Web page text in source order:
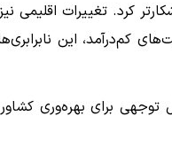
آشکارتر کرد. تغییرات اقلیمی
کم‌درآمد، این
توجهی برای بهره‌وری